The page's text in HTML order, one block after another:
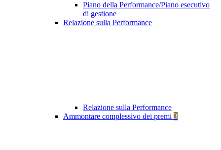
Piano della Performance/Piano esecutivo
di gestione
Relazione sulla Performance
Relazione sulla Performance
Ammontare complessivo dei premi 3